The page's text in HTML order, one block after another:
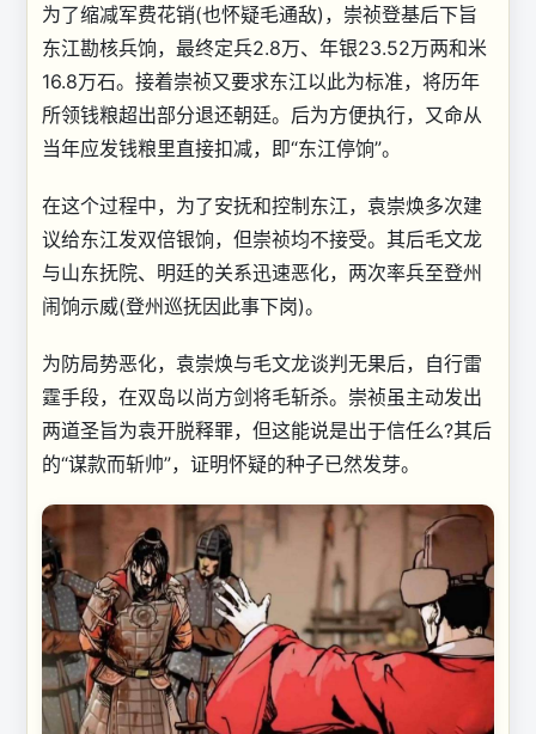
为了缩减军费花销(也怀疑毛通敌)，崇祯登基后下旨
东江勘核兵饷，最终定兵2.8万、年银23.52万两和米
16.8万石。接着崇祯又要求东江以此为标准，将历年
所领钱粮超出部分退还朝廷。后为方便执行，又命从
当年应发钱粮里直接扣减，即“东江停饷”。
在这个过程中，为了安抚和控制东江，袁崇焕多次建
议给东江发双倍银饷，但崇祯均不接受。其后毛文龙
与山东抚院、明廷的关系迅速恶化，两次率兵至登州
闹饷示威(登州巡抚因此事下岗)。
为防局势恶化，袁崇焕与毛文龙谈判无果后，自行雷
霆手段，在双岛以尚方剑将毛斩杀。崇祯虽主动发出
两道圣旨为袁开脱释罪，但这能说是出于信任么?其后
的“谋款而斩帅”，证明怀疑的种子已然发芽。